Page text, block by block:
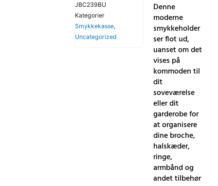
JBC239BU
Kategorier
Smykkekasse,
Uncategorized
Denne
moderne
smykkeholder
ser flot ud,
uanset om det
vises på
kommoden til
dit
soveværelse
eller dit
garderobe for
at organisere
dine broche,
halskæder,
ringe,
armbånd og
andet tilbehør